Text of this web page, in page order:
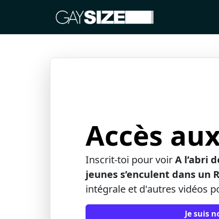
Accès
Inscrit-toi pour voirA l’abri
jeunes s’enculent dans un
intégrale et d'autres vidéos
Je suis